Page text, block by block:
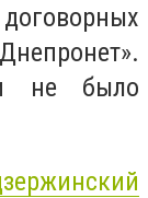
не было